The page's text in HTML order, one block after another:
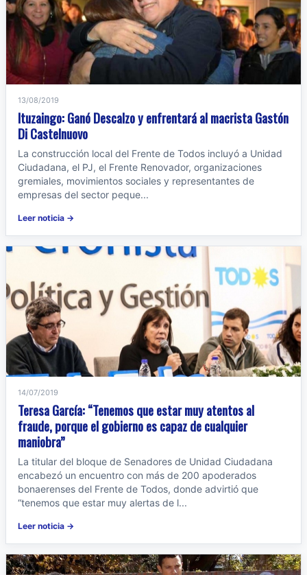
13/08/2019
Ituzaingo: Ganó Descalzo y enfrentará al macrista Gastón
Di Castelnuovo
La construcción local del Frente de Todos incluyó a Unidad
Ciudadana, el PJ, el Frente Renovador, organizaciones
gremiales, movimientos sociales y representantes de
empresas del sector peque...
Leer noticia →
14/07/2019
Teresa García: “Tenemos que estar muy atentos al
fraude, porque el gobierno es capaz de cualquier
maniobra”
La titular del bloque de Senadores de Unidad Ciudadana
encabezó un encuentro con más de 200 apoderados
bonaerenses del Frente de Todos, donde advirtió que
“tenemos que estar muy alertas de l...
Leer noticia →